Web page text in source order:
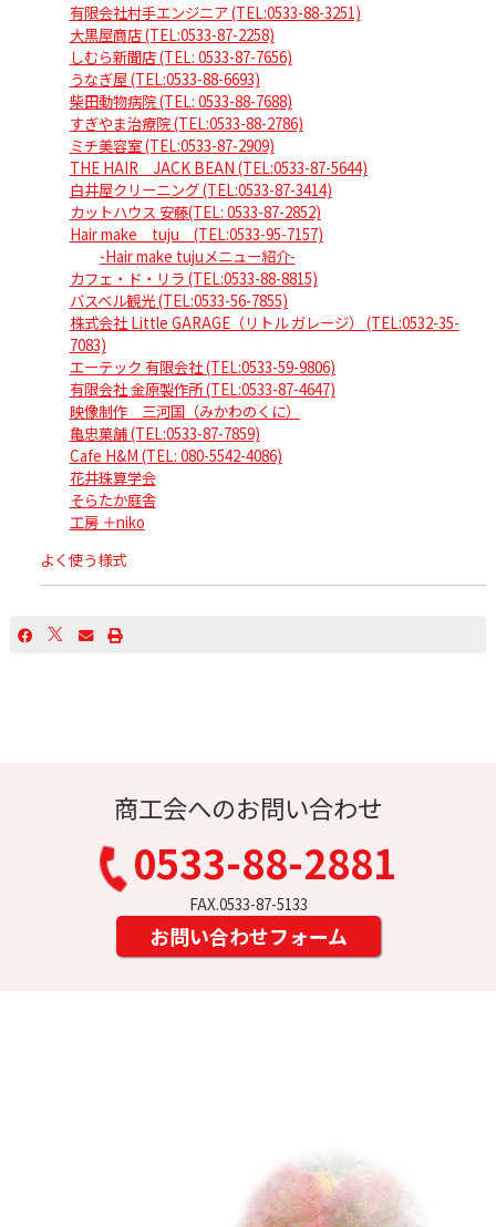
有限会社村手エンジニア (TEL:0533-88-3251)
大黒屋商店 (TEL:0533-87-2258)
しむら新聞店 (TEL: 0533-87-7656)
うなぎ屋 (TEL:0533-88-6693)
柴田動物病院 (TEL: 0533-88-7688)
すぎやま治療院 (TEL:0533-88-2786)
ミチ美容室 (TEL:0533-87-2909)
THE HAIR JACK BEAN (TEL:0533-87-5644)
白井屋クリーニング (TEL:0533-87-3414)
カットハウス 安藤(TEL: 0533-87-2852)
Hair make tuju (TEL:0533-95-7157)
-Hair make tujuメニュー紹介-
カフェ・ド・リラ (TEL:0533-88-8815)
バスベル観光 (TEL:0533-56-7855)
株式会社 Little GARAGE（リトル ガレージ） (TEL:0532-35-
7083)
エーテック 有限会社 (TEL:0533-59-9806)
有限会社 金原製作所 (TEL:0533-87-4647)
映像制作 三河国（みかわのくに）
亀忠菓舗 (TEL:0533-87-7859)
Cafe H&M (TEL: 080-5542-4086)
花井珠算学会
そらたか庭舎
工房 ＋niko
よく使う様式
商工会へのお問い合わせ
0533-88-2881
FAX.0533-87-5133
お問い合わせフォーム